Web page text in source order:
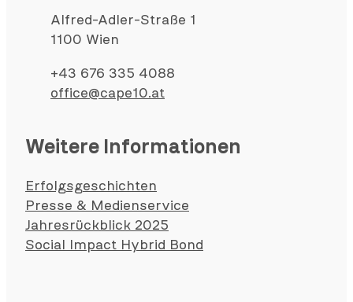
Alfred-Adler-Straße 1
1100 Wien
+43 676 335 4088
office@cape10.at
Weitere Informationen
Erfolgsgeschichten
Presse & Medienservice
Jahresrückblick 2025
Social Impact Hybrid Bond